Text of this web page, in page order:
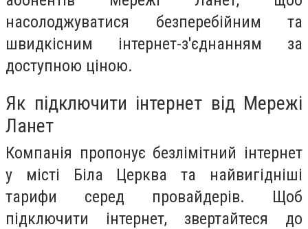
насолоджуватися безперебійним та
швидкісним інтернет-з'єднанням за
доступною ціною.
Як підключити інтернет від Мережі
Ланет
Компанія пропонує безлімітний інтернет
у місті Біла Церква та найвигідніші
тарифи серед провайдерів. Щоб
підключити інтернет, звертайтеся до